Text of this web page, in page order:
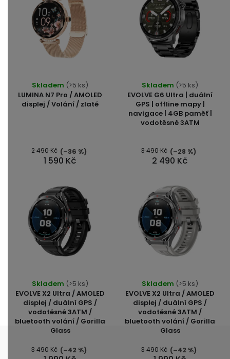
LUMINA N7 Pro / AMOLED
displej / Volání / zlaté
hodnocení
produktu
5
hvězdiček.
Skladem (>5 ks)
1 590 Kč
2 490 Kč (–36 %)
EVOLVE G6 Ultra | duální
GPS | offline mapy |
navigace | 4GB paměť |
vodotěsné 3ATM
Skladem (>5 ks)
2 490 Kč
3 490 Kč (–28 %)
EVOLVE X2 Ultra / AMOLED
displej / duální GPS /
vodotěsné 3ATM /
bluetooth volání / Gorilla
Glass
Skladem (>5 ks)
3 490 Kč (–42 %)
EVOLVE X2 Ultra / AMOLED
displej / duální GPS /
vodotěsné 3ATM /
bluetooth volání / Gorilla
Glass
Skladem (>5 ks)
3 490 Kč (–42 %)